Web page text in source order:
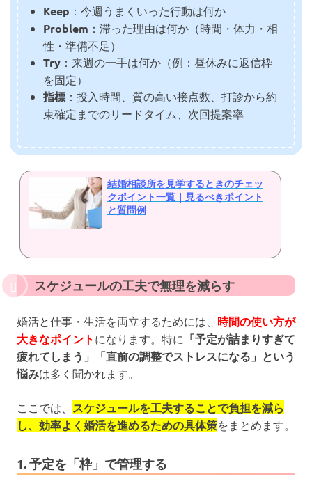
Keep ：今週うまくいった行動は何か
Problem ：滞った理由は何か（時間・体力・相
性・準備不足）
Try ：来週の一手は何か（例：昼休みに返信枠
を固定）
指標 ：投入時間、質の高い接点数、打診から約
束確定までのリードタイム、次回提案率
結婚相談所を見学するときのチェッ
クポイント一覧｜見るべきポイント
と質問例
スケジュールの工夫で無理を減らす
婚活と仕事・生活を両立するためには、 時間の使い方が
大きなポイント になります。特に 「予定が詰まりすぎて
疲れてしまう」「直前の調整でストレスになる」という
悩みは多く聞かれます。
ここでは、 スケジュールを工夫することで負担を減ら
し、効率よく婚活を進めるための具体策をまとめます。
1. 予定を「枠」で管理する